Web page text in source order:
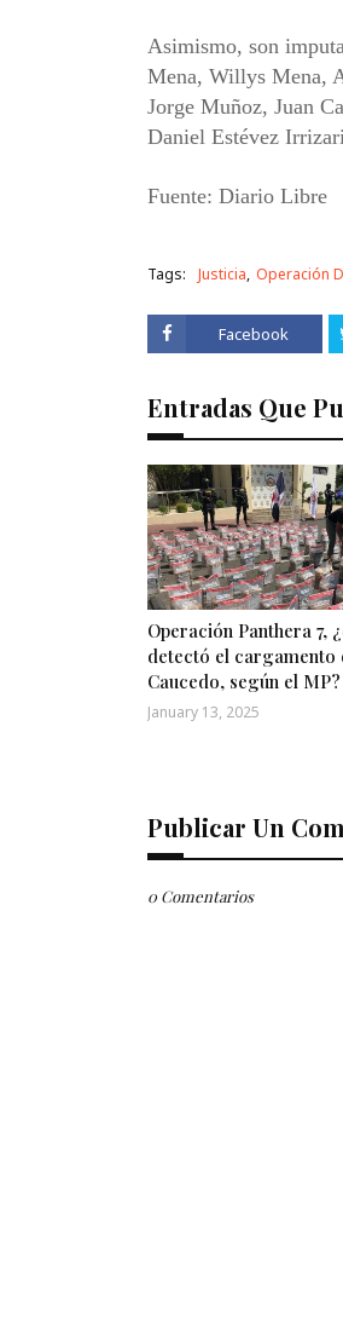
Asimismo, son
Mena, Willys Mena,
Jorge Muñoz, Juan
Daniel Estévez
Fuente: Diario Libre
Tags: Justicia Operación
Facebook
Entradas Que
Operación Panthera 7,
detectó el cargamento
Caucedo, según el MP?
January 13, 2025
Publicar Un
0 Comentarios